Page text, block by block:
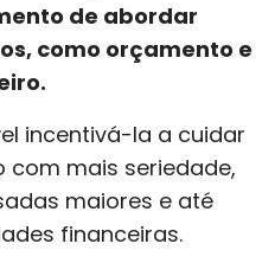
de abordar
como orçamento e
incentivá-la a cuidar
com mais seriedade,
maiores e até
financeiras.